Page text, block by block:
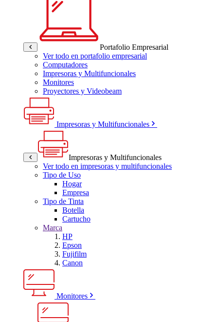
Portafolio Empresarial
Ver todo en portafolio empresarial
Computadores
Impresoras y Multifuncionales
Monitores
Proyectores y Videobeam
Impresoras y Multifuncionales
Impresoras y Multifuncionales
Ver todo en impresoras y multifuncionales
Tipo de Uso
Hogar
Empresa
Tipo de Tinta
Botella
Cartucho
Marca
HP
Epson
Fujifilm
Canon
Monitores